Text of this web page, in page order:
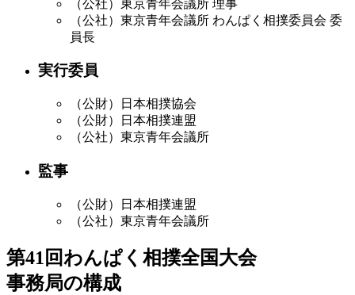
（公社）東京青年会議所 理事
（公社）東京青年会議所 わんぱく相撲委員会 委
員長
実行委員
（公財）日本相撲協会
（公財）日本相撲連盟
（公社）東京青年会議所
監事
（公財）日本相撲連盟
（公社）東京青年会議所
第41回わんぱく相撲全国大会
事務局の構成